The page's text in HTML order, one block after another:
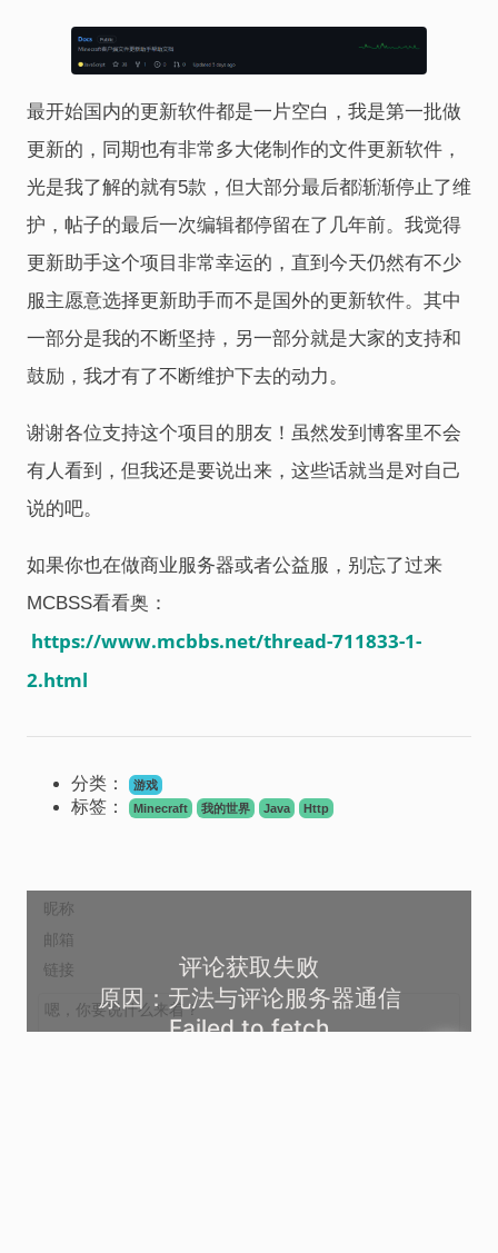
最开始国内的更新软件都是一片空白，我是第一批做
更新的，同期也有非常多大佬制作的文件更新软件，
光是我了解的就有5款，但大部分最后都渐渐停止了维
护，帖子的最后一次编辑都停留在了几年前。我觉得
更新助手这个项目非常幸运的，直到今天仍然有不少
服主愿意选择更新助手而不是国外的更新软件。其中
一部分是我的不断坚持，另一部分就是大家的支持和
鼓励，我才有了不断维护下去的动力。
谢谢各位支持这个项目的朋友！虽然发到博客里不会
有人看到，但我还是要说出来，这些话就当是对自己
说的吧。
如果你也在做商业服务器或者公益服，别忘了过来
MCBSS看看奥：
https://www.mcbbs.net/thread-711833-1-
2.html
分类： 游戏
标签： Minecraft 我的世界 Java Http
评论获取失败
原因：无法与评论服务器通信
Failed to fetch